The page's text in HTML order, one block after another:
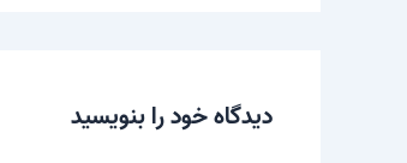
دیدگاه‌ خود را بنویسید